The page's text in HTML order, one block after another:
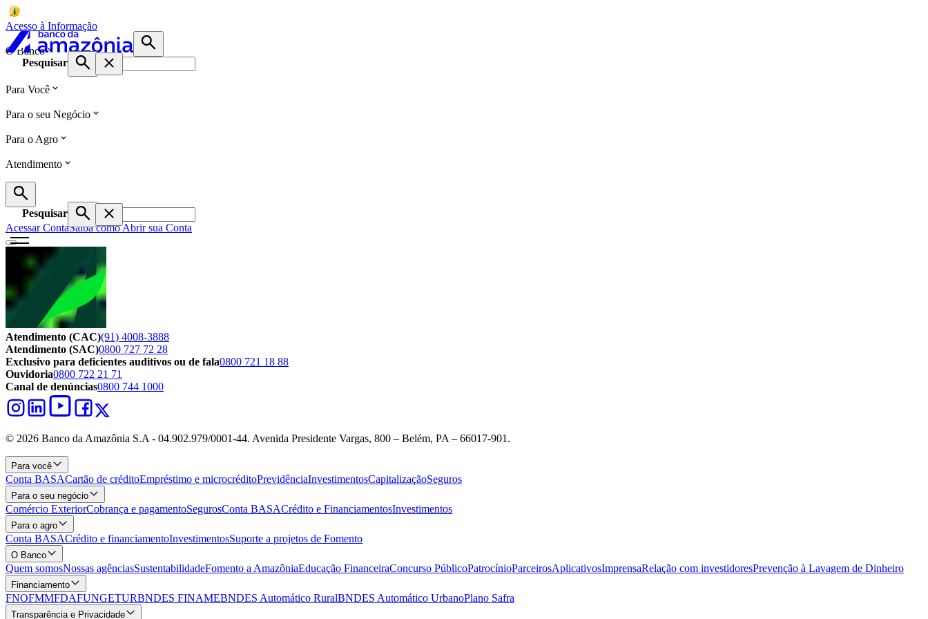
Acesso à Informação
O Banco
Pesquisar
Para Você
Para o seu Negócio
Para o Agro
Atendimento
Pesquisar
Acessar ContaSaiba como Abrir sua Conta
Atendimento (CAC)(91) 4008-3888
Atendimento (SAC)0800 727 72 28
Exclusivo para deficientes auditivos ou de fala0800 721 18 88
Ouvidoria0800 722 21 71
Canal de denúncias0800 744 1000
© 2026 Banco da Amazônia S.A - 04.902.979/0001‐44. Avenida Presidente Vargas, 800 – Belém, PA – 66017-901.
Para você
Conta BASACartão de créditoEmpréstimo e microcréditoPrevidênciaInvestimentosCapitalizaçãoSeguros
Para o seu negócio
Comércio ExteriorCobrança e pagamentoSegurosConta BASACrédito e FinanciamentosInvestimentos
Para o agro
Conta BASACrédito e financiamentoInvestimentosSuporte a projetos de Fomento
O Banco
Quem somosNossas agênciasSustentabilidadeFomento a AmazôniaEducação FinanceiraConcurso PúblicoPatrocínioParceirosAplicativosImprensaRelação com investidoresPrevenção à Lavagem de Dinheiro
Financiamento
FNOFMMFDAFUNGETURBNDES FINAMEBNDES Automático RuralBNDES Automático UrbanoPlano Safra
Transparência e Privacidade